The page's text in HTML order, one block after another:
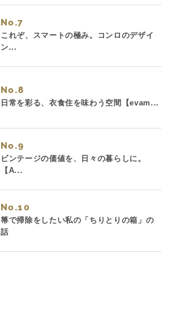
No.
これぞ、スマートの極み。コンロのデザイ
ン...
No.
日常を彩る、衣食住を味わう空間【evam...
No.
ビンテージの価値を、日々の暮らしに。
【A...
No.
箒で掃除をしたい私の「ちりとりの箱」の
話